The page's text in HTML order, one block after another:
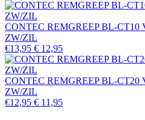
CONTEC REMGREEP BL-
ZW/ZIL
€13,95 € 12,95
CONTEC REMGREEP BL-
ZW/ZIL
€12,95 € 11,95